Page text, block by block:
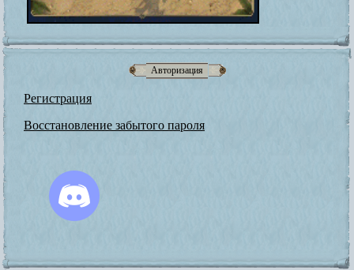
Авторизация
Регистрация
Восстановление забытого пароля